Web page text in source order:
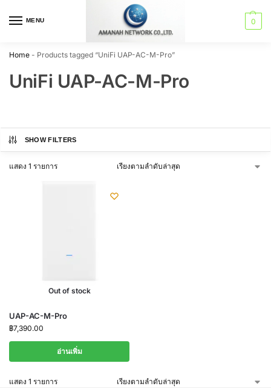
MENU 0
Home - Products tagged “UniFi UAP-AC-M-Pro”
UniFi UAP-AC-M-Pro
SHOW FILTERS
แสดง 1 รายการ
Out of stock
UAP-AC-M-Pro
฿7,390.00
อ่านเพิ่ม
แสดง 1 รายการ